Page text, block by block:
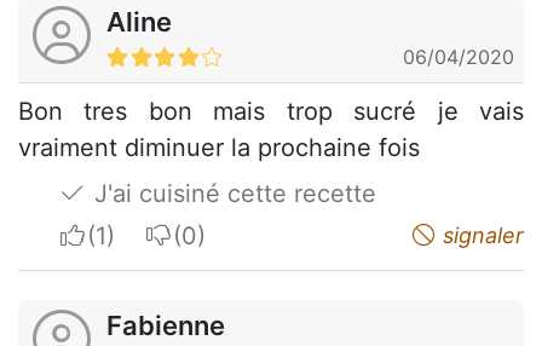
Aline
06/04/2020
Bon tres bon mais trop sucré je vais
vraiment diminuer la prochaine fois
J'ai cuisiné cette recette
I apreciateI do not appreciate signaler
Fabienne